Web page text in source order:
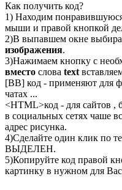
Как получить код?
1) Находим
мыши и правой кнопкой
2)В выпавшем окне
изображения.
3)Нажимаем кнопку с
вместо слова text
[BB] код - применяют для
чатах ...
<HTML>код - для сайтов ,
в социальных сетях чаше
адрес рисунка.
4)Сделайте один клик по
ВЫДЕЛЕН.
5)Копируйте код правой
картинку в нужном для Вас